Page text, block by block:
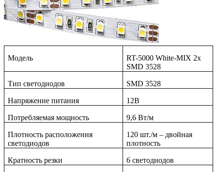
Модель
RT-5000 White-MIX 2x
SMD 3528
Тип светодиодов SMD3528
Напряжение питания 12В
Потребляемая мощность 9,6 Вт/м
Плотность расположения
светодиодов
120 шт./м – двойная
плотность
Кратность резки 6 светодиодов